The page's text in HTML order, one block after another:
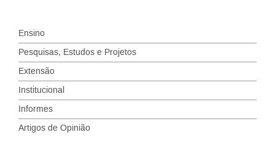
Ensino
Pesquisas, Estudos e Projetos
Extensão
Institucional
Informes
Artigos de Opinião